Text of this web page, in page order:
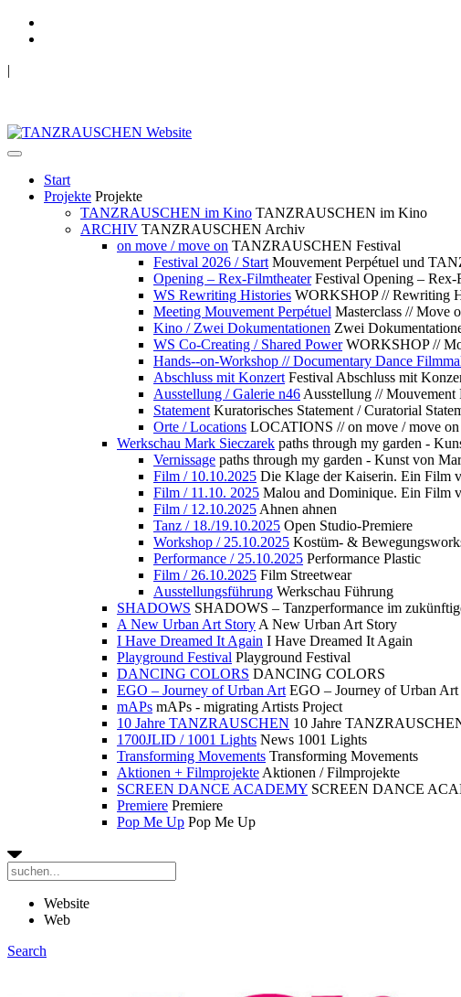
|
Start
Projekte Projekte
TANZRAUSCHEN im Kino TANZRAUSCHEN im Kino
ARCHIV TANZRAUSCHEN Archiv
on move / move on TANZRAUSCHEN Festival
Festival 2026 / Start Mouvement Perpétuel und
Opening – Rex-Filmtheater Festival Opening – Rex-
WS Rewriting Histories WORKSHOP // Rewriting
Meeting Mouvement Perpétuel Masterclass // Move
Kino / Zwei Dokumentationen Zwei
WS Co-Creating / Shared Power WORKSHOP //
Hands--on-Workshop // Documentary Dance
Abschluss mit Konzert Festival Abschluss mit
Ausstellung / Galerie n46 Ausstellung //
Statement Kuratorisches Statement / Curatorial
Orte / Locations LOCATIONS // on move / move on
Werkschau Mark Sieczarek paths through my garden -
Vernissage paths through my garden - Kunst von
Film / 10.10.2025 Die Klage der Kaiserin. Ein Film
Film / 11.10. 2025 Malou and Dominique. Ein Film
Film / 12.10.2025 Ahnen ahnen
Tanz / 18./19.10.2025 Open Studio-Premiere
Workshop / 25.10.2025 Kostüm- &
Performance / 25.10.2025 Performance Plastic
Film / 26.10.2025 Film Streetwear
Ausstellungsführung Werkschau Führung
SHADOWS SHADOWS – Tanzperformance im
A New Urban Art Story A New Urban Art Story
I Have Dreamed It Again I Have Dreamed It Again
Playground Festival Playground Festival
DANCING COLORS DANCING COLORS
EGO – Journey of Urban Art EGO – Journey of Urban Art
mAPs mAPs - migrating Artists Project
10 Jahre TANZRAUSCHEN 10 Jahre
1700JLID / 1001 Lights News 1001 Lights
Transforming Movements Transforming Movements
Aktionen + Filmprojekte Aktionen / Filmprojekte
SCREEN DANCE ACADEMY SCREEN DANCE
Premiere Premiere
Pop Me Up Pop Me Up
Website
Web
Search